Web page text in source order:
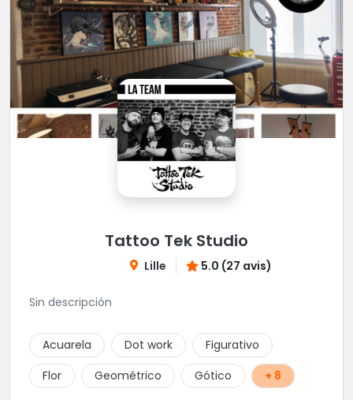
Tattoo Tek Studio
Lille 5.0 (27 avis)
Sin descripción
Acuarela Dot work
Figurativo
Flor
Geométrico Gótico + 8